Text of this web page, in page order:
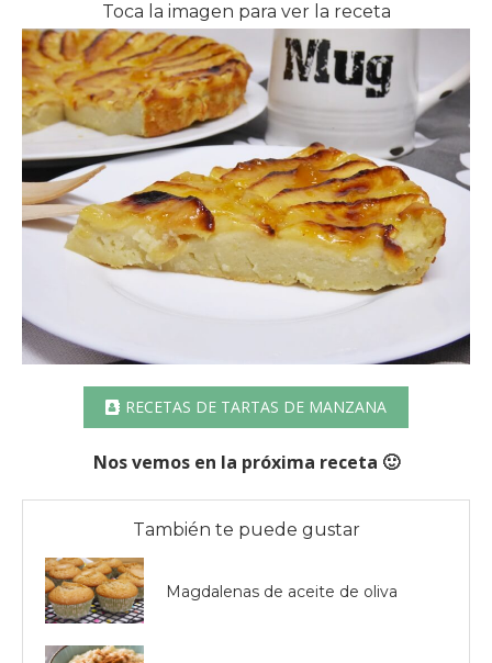
Toca la imagen para ver la receta
RECETAS DE TARTAS DE MANZANA
Nos vemos en la próxima receta 🙂
También te puede gustar
Magdalenas de aceite de oliva